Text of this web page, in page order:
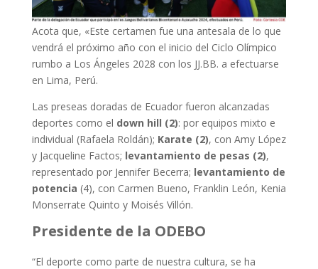
Acota que, «Este certamen fue una antesala de lo que
vendrá el próximo año con el inicio del Ciclo Olímpico
rumbo a Los Ángeles 2028 con los JJ.BB. a efectuarse
en Lima, Perú.
Las preseas doradas de Ecuador fueron alcanzadas
deportes como el down hill (2): por equipos mixto e
individual (Rafaela Roldán); Karate (2), con Amy López
y Jacqueline Factos; levantamiento de pesas (2),
representado por Jennifer Becerra; levantamiento de
potencia (4), con Carmen Bueno, Franklin León, Kenia
Monserrate Quinto y Moisés Villón.
Presidente de la ODEBO
“El deporte como parte de nuestra cultura, se ha